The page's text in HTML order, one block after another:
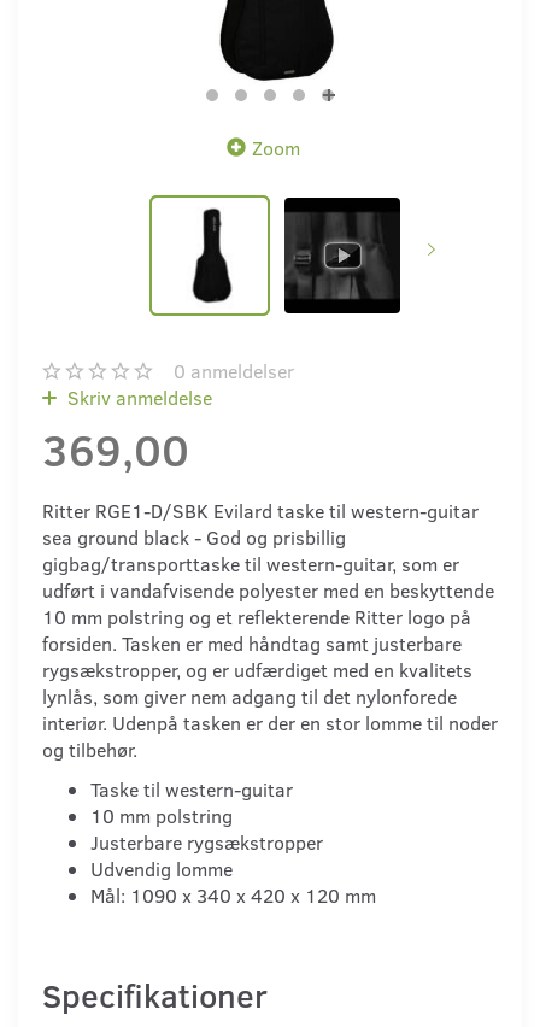
Zoom
0 anmeldelser
Skriv anmeldelse
369,00
Ritter RGE1-D/SBK Evilard taske til western-guitar
sea ground black - God og prisbillig
gigbag/transporttaske til western-guitar, som er
udført i vandafvisende polyester med en beskyttende
10 mm polstring og et reflekterende Ritter logo på
forsiden. Tasken er med håndtag samt justerbare
rygsækstropper, og er udfærdiget med en kvalitets
lynlås, som giver nem adgang til det nylonforede
interiør. Udenpå tasken er der en stor lomme til noder
og tilbehør.
Taske til western-guitar
10 mm polstring
Justerbare rygsækstropper
Udvendig lomme
Mål: 1090 x 340 x 420 x 120 mm
Specifikationer